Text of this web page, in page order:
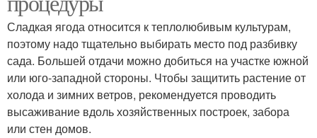
Сладкая ягода относится к теплолюбивым культурам,
поэтому надо тщательно выбирать место под разбивку
сада. Большей отдачи можно добиться на участке южной
или юго-западной стороны. Чтобы защитить растение от
холода и зимних ветров, рекомендуется проводить
высаживание вдоль хозяйственных построек, забора
или стен домов.